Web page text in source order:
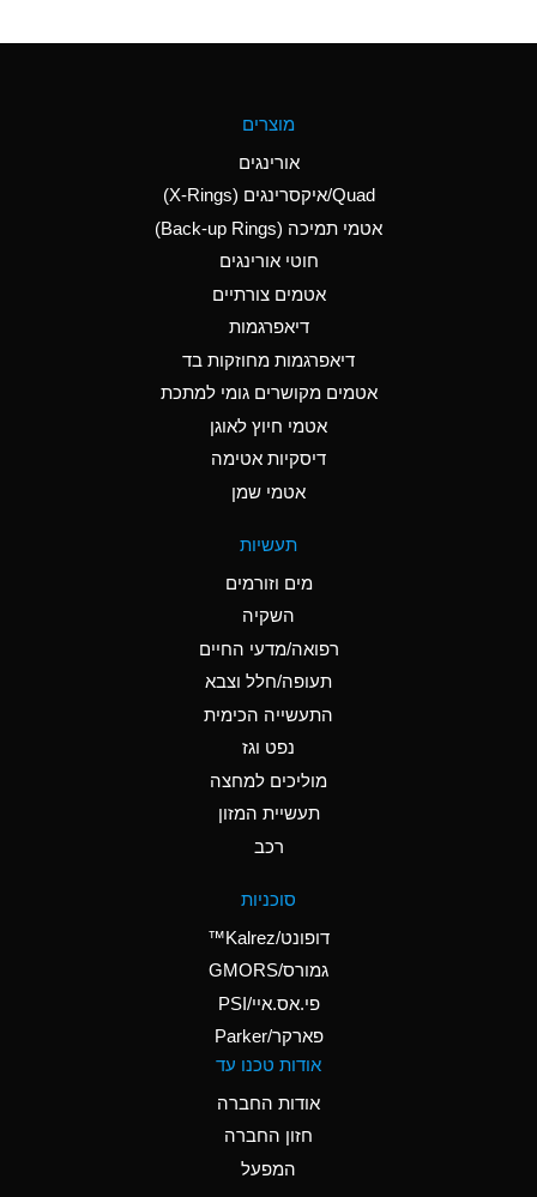
Aluminum Nitrate
(Aqueous)
Aluminum Phosphate
Ammonia Anhydrous
B
Ammonia Gas (cold)
A
Ammonia Gas (hot)
Ammonium Hydroxide
D
Ammonium Nitrate
Ammonium Nitrite
Ammonium Persulfate
Ammonium Phosphate
A
Ammonium Sulfate
A
Amyl Acetate (Banana
מוצרים
אורינגים
Quad/איקסרינגים (X-Rings)
אטמי תמיכה (Back-up Rings)
חוטי אורינגים
אטמים צורתיים
דיאפרגמות
דיאפרגמות מחוזקות בד
אטמים מקושרים גומי למתכת
אטמי חיוץ לאוגן
דיסקיות אטימה
אטמי שמן
תעשיות
מים וזורמים
השקיה
רפואה/מדעי החיים
תעופה/חלל וצבא
התעשייה הכימית
נפט וגז
מוליכים למחצה
תעשיית המזון
רכב
סוכניות
דופונט/Kalrez™
גמורס/GMORS
פי.אס.איי/PSI
פארקר/Parker
אודות טכנו עד
אודות החברה
חזון החברה
המפעל